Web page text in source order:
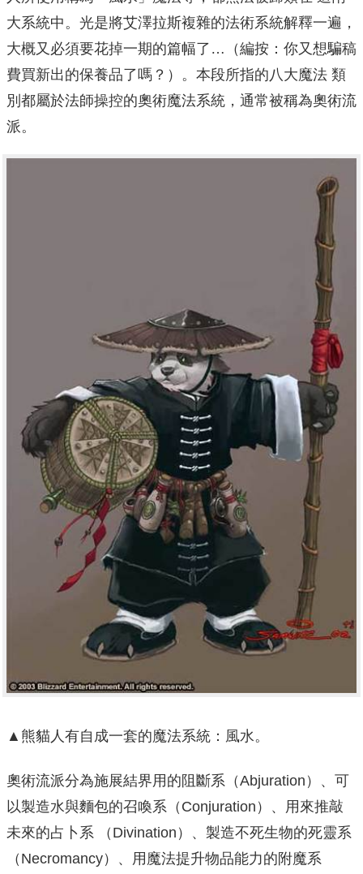
大系統中。光是將艾澤拉斯複雜的法術系統解釋一遍，
大概又必須要花掉一期的篇幅了…（編按：你又想騙稿
費買新出的保養品了嗎？）。本段所指的八大魔法 類
別都屬於法師操控的奧術魔法系統，通常被稱為奧術流
派。
▲熊貓人有自成一套的魔法系統：風水。
奧術流派分為施展結界用的阻斷系（Abjuration）、可
以製造水與麵包的召喚系（Conjuration）、用來推敲
未來的占卜系 （Divination）、製造不死生物的死靈系
（Necromancy）、用魔法提升物品能力的附魔系